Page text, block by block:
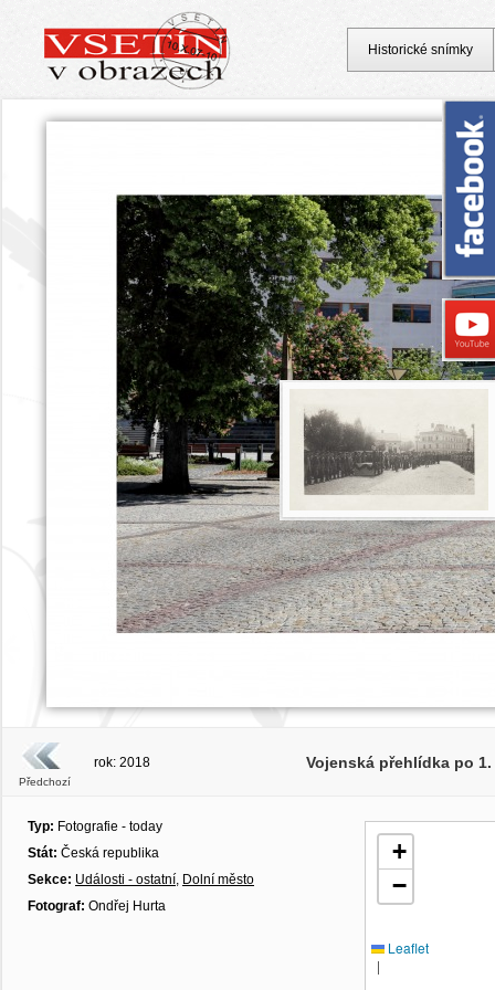
Předchozí
rok: 2018 Vojenská přehlídka po
Typ: Fotografie - today
Stát: Česká republika
Sekce: Události - ostatní, Dolní město
Fotograf: Ondřej Hurta
+
−
Leaflet
|
Historické snímky